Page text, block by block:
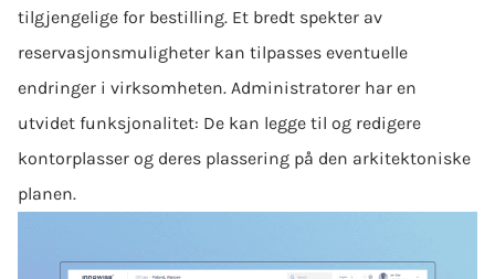
tilgjengelige for bestilling. Et bredt spekter av
reservasjonsmuligheter kan tilpasses eventuelle
endringer i virksomheten. Administratorer har en
utvidet funksjonalitet: De kan legge til og redigere
kontorplasser og deres plassering på den arkitektoniske
planen.